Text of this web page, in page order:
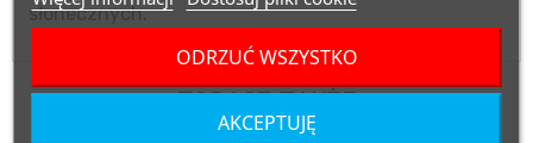
słonecznych.
ZOBACZ TAKŻE
ODRZUĆ WSZYSTKO
AKCEPTUJĘ